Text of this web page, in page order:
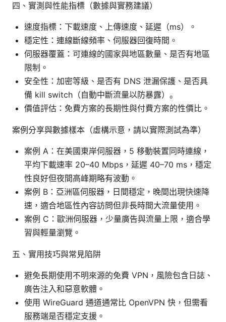
四、實測與性能指標（數據與實務建議）
速度指標：下載速度、上傳速度、延遲（ms）。
穩定性：連線斷線頻率、伺服器回復時間。
伺服器覆蓋：可連線的國家與地區數量、是否有地區
限制。
安全性：加密等級、是否有 DNS 泄漏保護、是否具
備 kill switch（自動中斷流量以防暴露）。
價值評估：免費方案的長期性與付費方案的性價比。
案例分享與數據樣本（虛構示意，請以實際測試為準）
案例 A：在美國東岸伺服器，5 移動裝置同時連線，
平均下載速率 20–40 Mbps，延遲 40–70 ms，穩定
性良好但夜間高峰期略有波動。
案例 B：亞洲區伺服器，日間穩定，晚間出現快速降
速，適合地區性內容訪問但非長時間大流量使用。
案例 C：歐洲伺服器，少量廣告與流量上限，適合學
習與輕量瀏覽。
五、實用技巧與常見陷阱
避免長期使用不明來源的免費 VPN，風險包含日誌、
廣告注入和惡意軟體。
使用 WireGuard 通道通常比 OpenVPN 快，但需看
服務端是否穩定支援。